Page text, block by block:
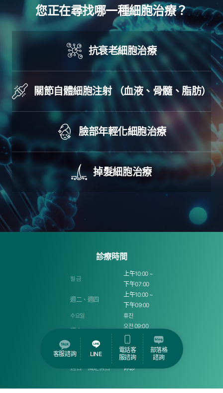
您正在尋找哪一種細胞治療？
抗衰老細胞治療
關節自體細胞注射 （血液、骨髓、脂肪）
臉部年輕化細胞治療
掉髮細胞治療
診療時間
월·금
上午10:00 ~
下午07:00
週二、週四
上午10:00 ~
下午09:00
수요일
휴진
오전 09:00
~ 오후 01:00
午休時間
下午01:00 ~
下午02:00
週日・國定假日
休診
客服諮詢 LINE
部落格
諮詢
電話客
服諮詢